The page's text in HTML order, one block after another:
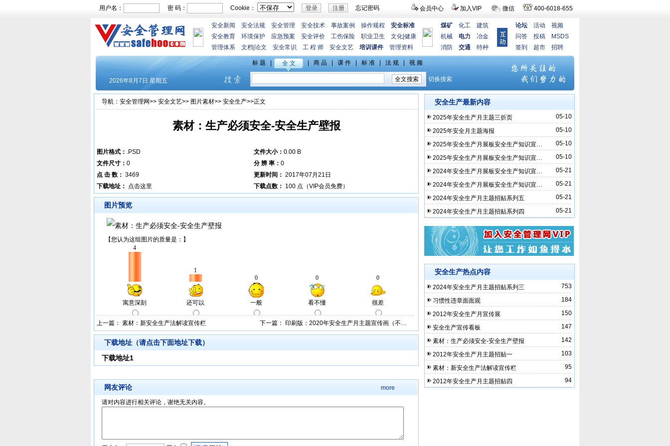
会员中心 加入VIP 微信 400-6018-655
用户名： 密 码： Cookie： 忘记密码
安全新闻 安全法规 安全管理 安全技术 事故案例 操作规程
安全标准
安全教育
环境保护 应急预案 安全评价 工伤保险 职业卫生 文化 健康
管理体系
文档 论文 安全常识 工 程 师 安全文艺 培训课件 管理资料
煤矿 化工
建筑
机械
电力
冶金
消防
交通 特种
论坛 活动
视频
问答
投稿
MSDS
签到
超市 招聘
导航： 安全管理网>> 安全文艺>> 图片素材>> 安全生产>>正文
素材：生产必须安全-安全生产壁报
图片格式： .PSD 文件大小： 0.00 B
文件尺寸： 0 分 辨 率： 0
点 击 数： 3469 更新时间： 2017年07月21日
下载地址：
点击这里 下载点数： 100 点（VIP会员免费）
图片预览
下一篇： 印刷版：2020年安全生产月主题宣传画（不…
上一篇： 素材：新安全生产法解读宣传栏
下载地址（请点击下面地址下载）
下载地址1
网友评论 more
请对内容进行相关评论，谢绝无关内容。
安全生产最新内容
05-10
2025年安全生产月主题三折页
05-10
2025年安全月主题海报
05-10
2025年安全生产月展板安全生产知识宣…
05-10
2025年安全生产月展板安全生产知识宣…
05-21
2024年安全生产月展板安全生产知识宣…
05-21
2024年安全生产月展板安全生产知识宣…
05-21
2024年安全生产月主题招贴系列五
05-21
2024年安全生产月主题招贴系列四
安全生产热点内容
753
2024年安全生产月主题招贴系列三
184
习惯性违章面面观
150
2012年安全生产月宣传展
147
安全生产宣传看板
142
素材：生产必须安全-安全生产壁报
103
2012年安全生产月主题招贴一
95
素材：新安全生产法解读宣传栏
94
2012年安全生产月主题招贴四